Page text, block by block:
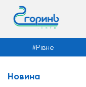
Новини
Рівне
Новина